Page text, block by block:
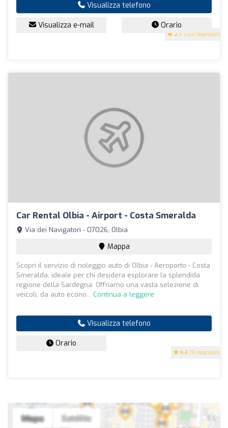
2.7 (100 recensioni)
Visualizza telefono
Visualizza e-mail Orario
Car Rental Olbia - Airport - Costa Smeralda
4.4 (9 recensioni)
Via dei Navigatori - 07026, Olbia
Mappa
Scopri il servizio di noleggio auto di Olbia - Aeroporto - Costa
Smeralda, ideale per chi desidera esplorare la splendida
regione della Sardegna. Offriamo una vasta selezione di
veicoli, da auto econo... Continua a leggere
Visualizza telefono
Orario